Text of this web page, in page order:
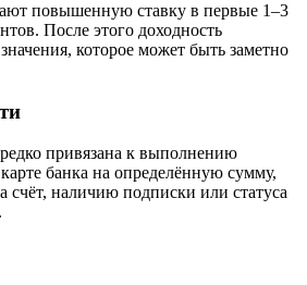
повышенную ставку в первые 1–3
После этого доходность
которое может быть заметно
привязана к выполнению
банка на определённую сумму,
счёт, наличию подписки или статуса